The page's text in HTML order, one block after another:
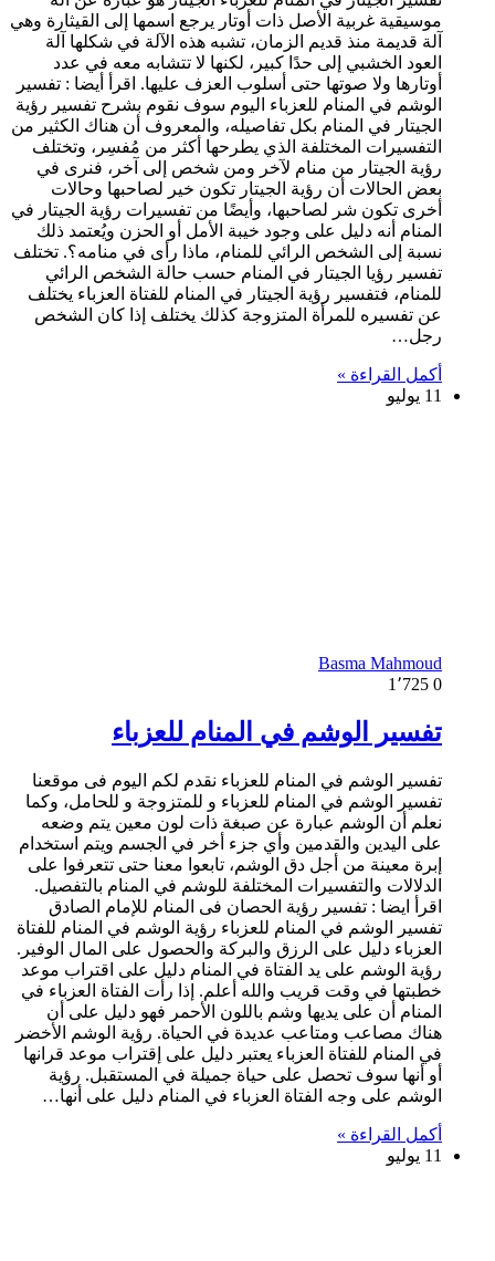
موسيقية غربية الأصل ذات أوتار يرجع اسمها إلى القيثارة وهي
آلة قديمة منذ قديم الزمان، تشبه هذه الآلة في شكلها آلة
العود الخشبي إلى حدًا كبير، لكنها لا تتشابه معه في عدد
أوتارها ولا صوتها حتى أسلوب العزف عليها. اقرأ أيضا : تفسير
الوشم في المنام للعزباء اليوم سوف نقوم بشرح تفسير رؤية
الجيتار في المنام بكل تفاصيله، والمعروف أن هناك الكثير من
التفسيرات المختلفة الذي يطرحها أكثر من مُفسِر، وتختلف
رؤية الجيتار من منام لآخر ومن شخص إلى آخر، فنرى في
بعض الحالات أن رؤية الجيتار تكون خير لصاحبها وحالات
أخرى تكون شر لصاحبها، وأيضًا من تفسيرات رؤية الجيتار في
المنام أنه دليل على وجود خيبة الأمل أو الحزن ويُعتمد ذلك
نسبة إلى الشخص الرائي للمنام، ماذا رأى في منامه؟. تختلف
تفسير رؤيا الجيتار في المنام حسب حالة الشخص الرائي
للمنام، فتفسير رؤية الجيتار في المنام للفتاة العزباء يختلف
عن تفسيره للمرأة المتزوجة كذلك يختلف إذا كان الشخص
رجل…
أكمل القراءة »
11 يوليو
Basma Mahmoud
0
تفسير الوشم في المنام للعزباء
تفسير الوشم في المنام للعزباء نقدم لكم اليوم فى موقعنا
تفسير الوشم في المنام للعزباء و للمتزوجة و للحامل، وكما
نعلم أن الوشم عبارة عن صبغة ذات لون معين يتم وضعه
على اليدين والقدمين وأي جزء أخر في الجسم ويتم استخدام
إبرة معينة من أجل دق الوشم، تابعوا معنا حتى تتعرفوا على
الدلالات والتفسيرات المختلفة للوشم في المنام بالتفصيل.
اقرأ ايضا : تفسير رؤية الحصان فى المنام للإمام الصادق
تفسير الوشم في المنام للعزباء رؤية الوشم في المنام للفتاة
العزباء دليل على الرزق والبركة والحصول على المال الوفير.
رؤية الوشم على يد الفتاة في المنام دليل على اقتراب موعد
خطبتها في وقت قريب والله أعلم. إذا رأت الفتاة العزباء في
المنام أن على يديها وشم باللون الأحمر فهو دليل على أن
هناك مصاعب ومتاعب عديدة في الحياة. رؤية الوشم الأخضر
في المنام للفتاة العزباء يعتبر دليل على إقتراب موعد قرانها
أو أنها سوف تحصل على حياة جميلة في المستقبل. رؤية
الوشم على وجه الفتاة العزباء في المنام دليل على أنها…
أكمل القراءة »
11 يوليو